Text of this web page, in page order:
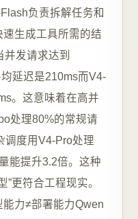
负责拆解任务和
生成工具所需的结
发请求达到
延迟是210ms而V4-
。这意味着在高并
处理80%的常规请
调度用V4-Pro处理
能提升3.2倍。这种
”更符合工程现实。
力≠部署能力Qwen